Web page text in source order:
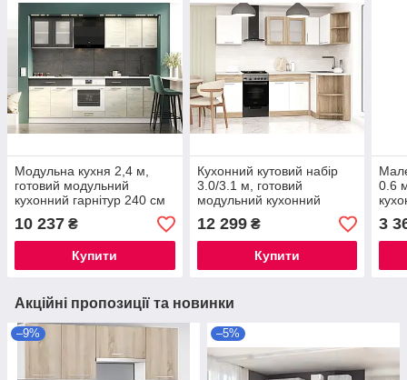
Модульна кухня 2,4 м,
готовий модульний
кухонний гарнітур 240 см
No3 Еко Еверест
10 237 ₴
Купити
Кухонний кутовий набір
3.0/3.1 м, готовий
модульний кухонний
гарнітур, кухня кутова No1
Еко Еверест
12 299₴
Купити
0.6
3
Акційні пропозиції та новинки
–9% –5%